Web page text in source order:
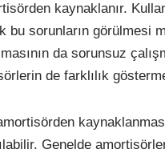
kaynaklanır.
bu sorunların
da sorunsuz
de farklılık
Genelde